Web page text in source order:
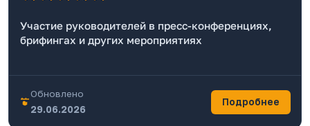
Участие руководителей в пресс-конференциях,
брифингах и других мероприятиях
Обновлено
29.06.2026
Подробнее